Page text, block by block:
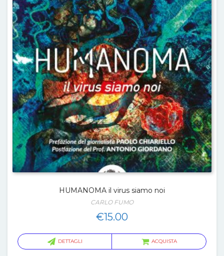
HUMANOMA il virus siamo noi
CARLO FUMO
€15.00
DETTAGLI ACQUISTA